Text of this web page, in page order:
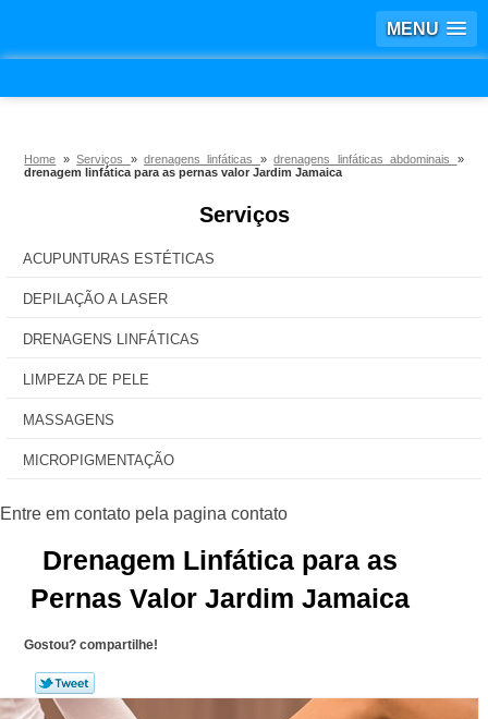
MENU
Home »Serviços »drenagens linfáticas »drenagens linfáticas abdominais »
drenagem linfática para as pernas valor Jardim Jamaica
Serviços
ACUPUNTURAS ESTÉTICAS
DEPILAÇÃO A LASER
DRENAGENS LINFÁTICAS
LIMPEZA DE PELE
MASSAGENS
MICROPIGMENTAÇÃO
Drenagem Linfática para as
Pernas Valor Jardim Jamaica
Gostou? compartilhe!